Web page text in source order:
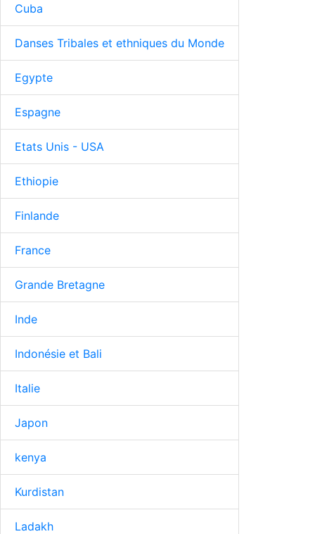
Cuba
Danses Tribales et ethniques du Monde
Egypte
Espagne
Etats Unis - USA
Ethiopie
Finlande
France
Grande Bretagne
Inde
Indonésie et Bali
Italie
Japon
kenya
Kurdistan
Ladakh